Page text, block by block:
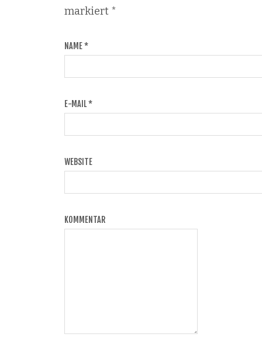
markiert *
NAME*
E-MAIL*
WEBSITE
KOMMENTAR